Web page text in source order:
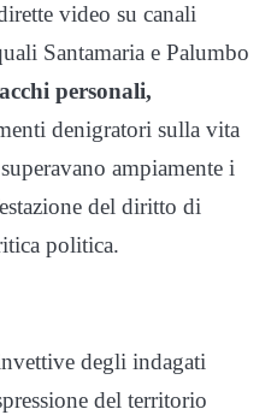
video su canali
Santamaria e Palumbo
personali,
denigratori sulla vita
ampiamente i
del diritto di
politica.
degli indagati
del territorio